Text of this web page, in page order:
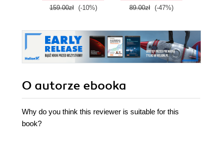
159.00zł (-10%) 89.00zł (-47%)
O autorze ebooka
Why do you think this reviewer is suitable for this
book?